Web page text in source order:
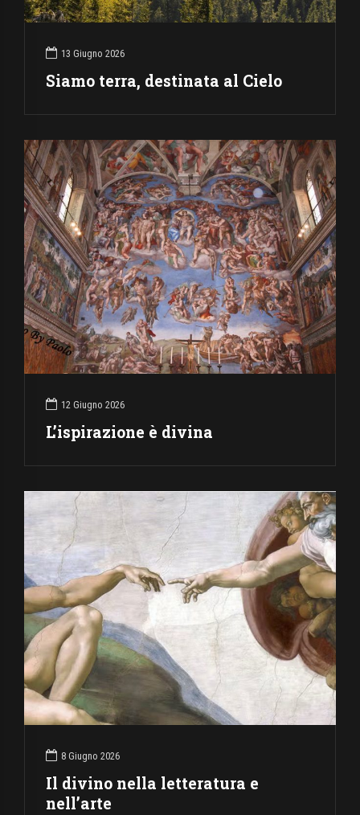
13 Giugno 2026
Siamo terra, destinata al Cielo
12 Giugno 2026
L’ispirazione è divina
8 Giugno 2026
Il divino nella letteratura e
nell’arte